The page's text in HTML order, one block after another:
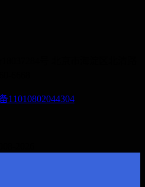
11010802044304